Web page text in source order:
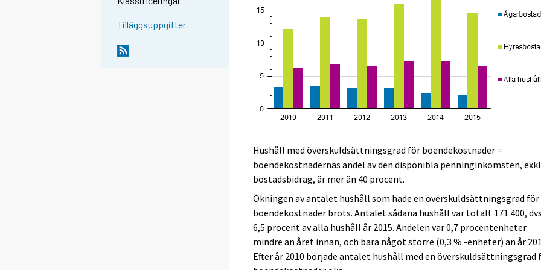
Tilläggsuppgifter
Hushåll med överskuldsättningsgrad för boendekostnader =
boendekostnadernas andel av den disponibla penninginkomsten,
bostadsbidrag, är mer än 40 procent.
Ökningen av antalet hushåll som hade en överskuldsättningsgrad för
boendekostnader bröts. Antalet sådana hushåll var totalt 171 400,
6,5 procent av alla hushåll år 2015. Andelen var 0,7 procentenheter
mindre än året innan, och bara något större (0,3 % -enheter) än år
Efter år 2010 började antalet hushåll med en överskuldsättningsgrad